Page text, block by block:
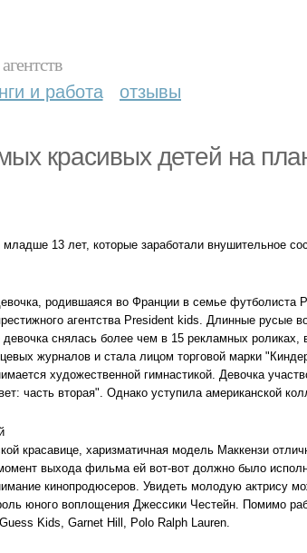
и работа отзывы
красивых детей на
13 лет, которые заработали внушительное
родившаяся во Франции в семье
агентства President kids. Длинные русые
девочка снялась более чем в 15 рекламных
журналов и стала лицом торговой марки
художественной гимнастикой. Девочка
часть вторая". Однако уступила американской
красавице, харизматичная модель Маккензи
выхода фильма ей вот-вот должно было
кинопродюсеров. Увидеть молодую актрису
юного воплощения Джессики Честейн. Помимо
Kids, Garnet Hill, Polo Ralph Lauren.